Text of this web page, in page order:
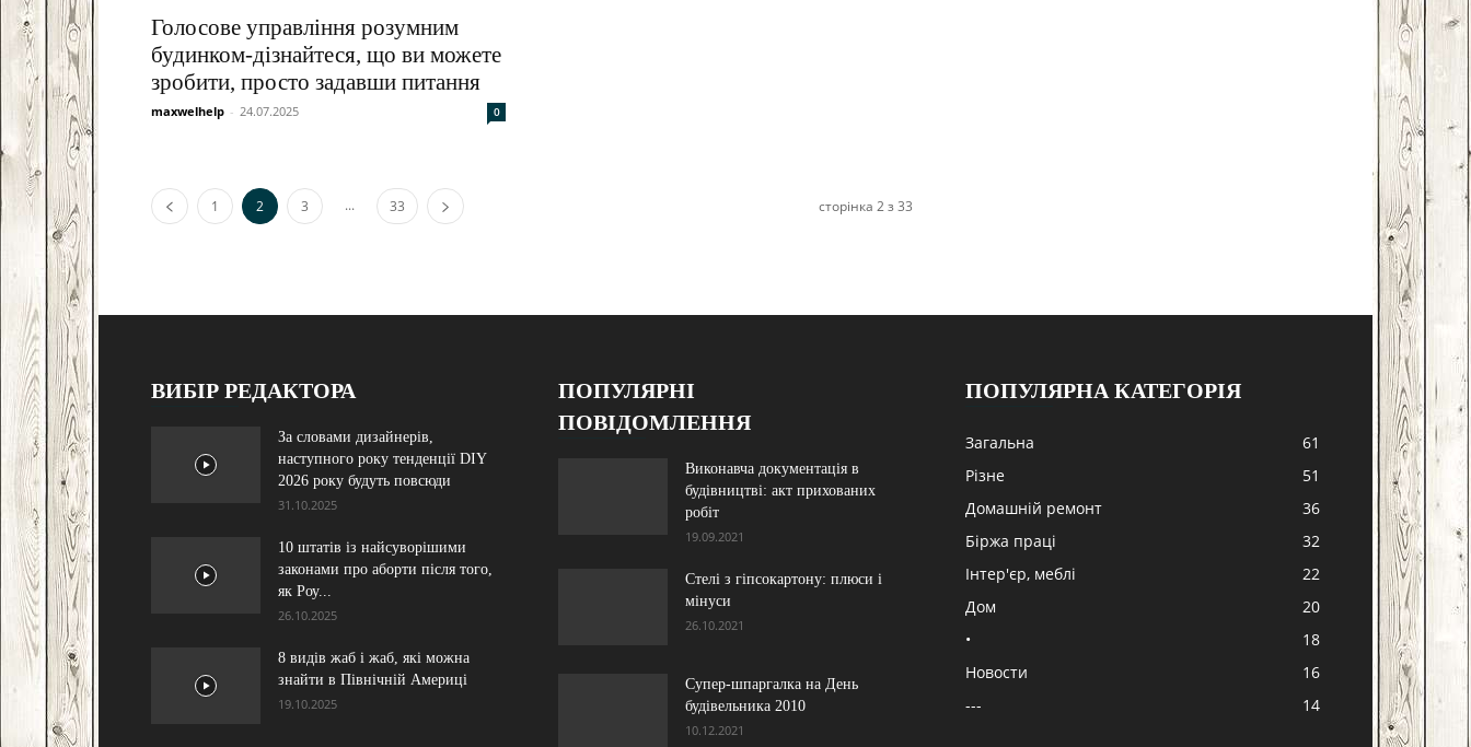
Голосове управління розумним
будинком-дізнайтеся, що ви можете
зробити, просто задавши питання
maxwelhelp - 24.07.2025 0
1 2 3 ... 33 сторінка 2 з 33
ВИБІР РЕДАКТОРА
За словами дизайнерів,
наступного року тенденції DIY
2026 року будуть повсюди
31.10.2025
10 штатів із найсуворішими
законами про аборти після того,
як Роу...
26.10.2025
8 видів жаб і жаб, які можна
знайти в Північній Америці
19.10.2025
ПОПУЛЯРНІ
ПОВІДОМЛЕННЯ
Виконавча документація в
будівництві: акт прихованих
робіт
19.09.2021
Стелі з гіпсокартону: плюси і
мінуси
26.10.2021
Супер-шпаргалка на День
будівельника 2010
10.12.2021
ПОПУЛЯРНА КАТЕГОРІЯ
Загальна
61
Різне
51
Домашній ремонт
36
Біржа праці
32
Інтер'єр, меблі
22
Дом
20
•
18
Новости
16
---
14